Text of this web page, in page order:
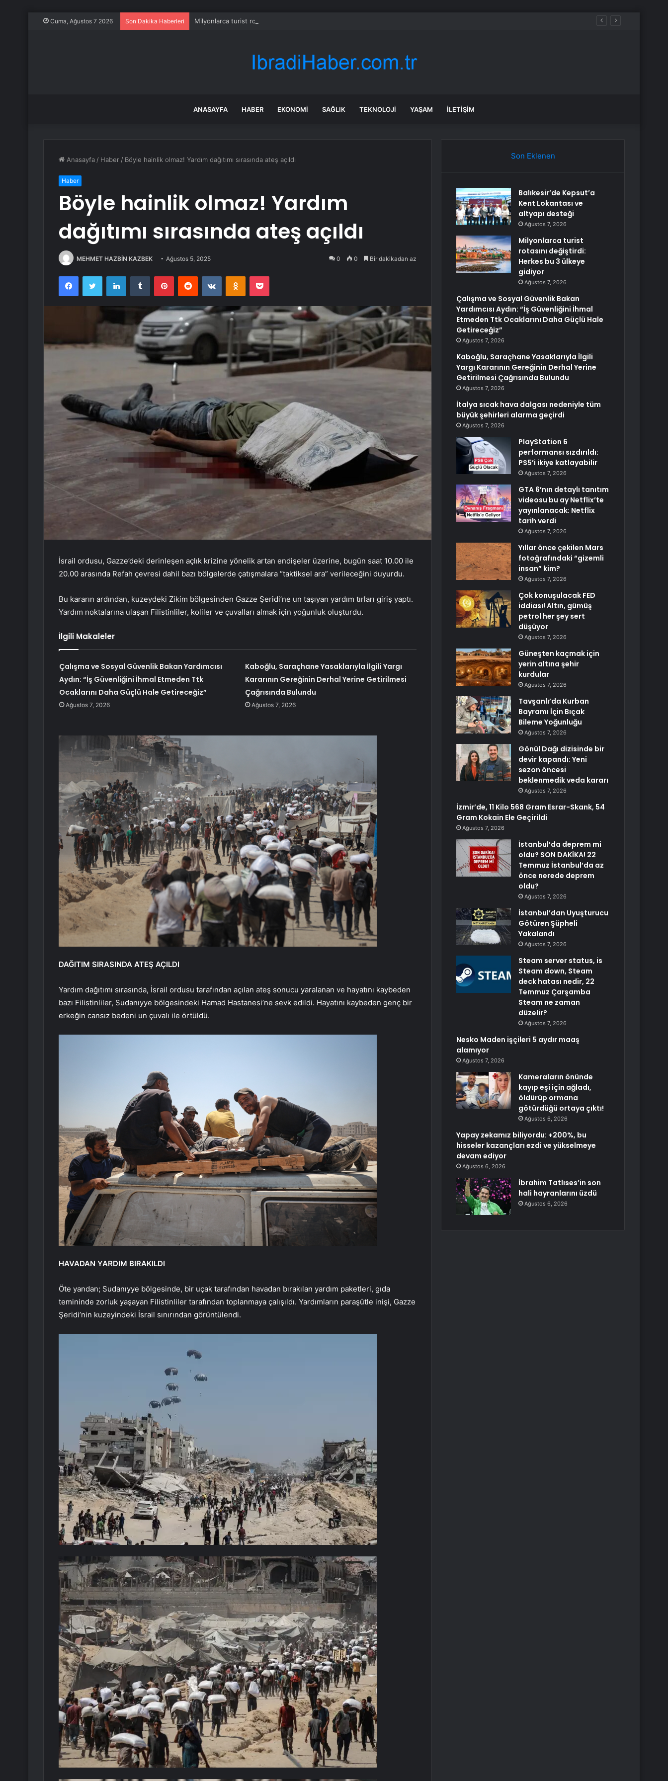
Cuma, Ağustos 7 2026 Son Dakika Haberleri Milyonlarca turist rotasını değiştirdi: Herkes bu 3 ülkeye gidiyor
ANASAYFA HABER EKONOMI SAĞLIK TEKNOLOJI YAŞAM İLETIŞIM
Anasayfa / Haber / Böyle hainlik olmaz! Yardım dağıtımı sırasında ateş açıldı
Haber
Böyle hainlik olmaz! Yardım
dağıtımı sırasında ateş açıldı
MEHMET HAZBİN KAZBEK Ağustos 5, 2025 0 0 Bir dakikadan az
FacebookTwitter LinkedInTumblr PinterestReddit VKontakteOdnoklassniki
Pocket
İsrail ordusu, Gazze’deki derinleşen açlık krizine yönelik artan endişeler üzerine, bugün saat 10.00 ile
20.00 arasında Refah çevresi dahil bazı bölgelerde çatışmalara “taktiksel ara” verileceğini duyurdu.
Bu kararın ardından, kuzeydeki Zikim bölgesinden Gazze Şeridi’ne un taşıyan yardım tırları giriş yaptı.
Yardım noktalarına ulaşan Filistinliler, koliler ve çuvalları almak için yoğunluk oluşturdu.
İlgili Makaleler
Çalışma ve Sosyal Güvenlik Bakan Yardımcısı
Aydın: “İş Güvenliğini İhmal Etmeden Ttk
Ocaklarını Daha Güçlü Hale Getireceğiz”
Ağustos 7, 2026
Kaboğlu, Saraçhane Yasaklarıyla İlgili Yargı
Kararının Gereğinin Derhal Yerine Getirilmesi
Çağrısında Bulundu
Ağustos 7, 2026
DAĞITIM SIRASINDA ATEŞ AÇILDI
Yardım dağıtımı sırasında, İsrail ordusu tarafından açılan ateş sonucu yaralanan ve hayatını kaybeden
bazı Filistinliler, Sudanıyye bölgesindeki Hamad Hastanesi’ne sevk edildi. Hayatını kaybeden genç bir
erkeğin cansız bedeni un çuvalı ile örtüldü.
HAVADAN YARDIM BIRAKILDI
Öte yandan; Sudanıyye bölgesinde, bir uçak tarafından havadan bırakılan yardım paketleri, gıda
temininde zorluk yaşayan Filistinliler tarafından toplanmaya çalışıldı. Yardımların paraşütle inişi, Gazze
Şeridi’nin kuzeyindeki İsrail sınırından görüntülendi.
Son Eklenen
Balıkesir’de Kepsut’a
Kent Lokantası ve
altyapı desteği
Ağustos 7, 2026
Milyonlarca turist
rotasını değiştirdi:
Herkes bu 3 ülkeye
gidiyor
Ağustos 7, 2026
Çalışma ve Sosyal Güvenlik Bakan
Yardımcısı Aydın: “İş Güvenliğini İhmal
Etmeden Ttk Ocaklarını Daha Güçlü Hale
Getireceğiz”
Ağustos 7, 2026
Kaboğlu, Saraçhane Yasaklarıyla İlgili
Yargı Kararının Gereğinin Derhal Yerine
Getirilmesi Çağrısında Bulundu
Ağustos 7, 2026
İtalya sıcak hava dalgası nedeniyle tüm
büyük şehirleri alarma geçirdi
Ağustos 7, 2026
PlayStation 6
performansı sızdırıldı:
PS5’i ikiye katlayabilir
Ağustos 7, 2026
GTA 6’nın detaylı tanıtım
videosu bu ay Netflix’te
yayınlanacak: Netflix
tarih verdi
Ağustos 7, 2026
Yıllar önce çekilen Mars
fotoğrafındaki “gizemli
insan” kim?
Ağustos 7, 2026
Çok konuşulacak FED
iddiası! Altın, gümüş
petrol her şey sert
düşüyor
Ağustos 7, 2026
Güneşten kaçmak için
yerin altına şehir
kurdular
Ağustos 7, 2026
Tavşanlı’da Kurban
Bayramı İçin Bıçak
Bileme Yoğunluğu
Ağustos 7, 2026
Gönül Dağı dizisinde bir
devir kapandı: Yeni
sezon öncesi
beklenmedik veda kararı
Ağustos 7, 2026
İzmir’de, 11 Kilo 568 Gram Esrar-Skank, 54
Gram Kokain Ele Geçirildi
Ağustos 7, 2026
İstanbul’da deprem mi
oldu? SON DAKİKA! 22
Temmuz İstanbul’da az
önce nerede deprem
oldu?
Ağustos 7, 2026
İstanbul’dan Uyuşturucu
Götüren Şüpheli
Yakalandı
Ağustos 7, 2026
Steam server status, is
Steam down, Steam
deck hatası nedir, 22
Temmuz Çarşamba
Steam ne zaman
düzelir?
Ağustos 7, 2026
Nesko Maden işçileri 5 aydır maaş
alamıyor
Ağustos 7, 2026
Kameraların önünde
kayıp eşi için ağladı,
öldürüp ormana
götürdüğü ortaya çıktı!
Ağustos 6, 2026
Yapay zekamız biliyordu: +200%, bu
hisseler kazançları ezdi ve yükselmeye
devam ediyor
Ağustos 6, 2026
İbrahim Tatlıses’in son
hali hayranlarını üzdü
Ağustos 6, 2026